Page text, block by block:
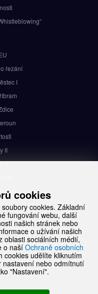
cookies
cookies. Základní
fungování webu, další
našich stránek nebo
o užívání našich
oblasti sociálních médií,
o našíOchraně osobních
cookies udělíte kliknutím
nastavení nebo odmítnutí
"Nastavení".
řezání
I
II
III